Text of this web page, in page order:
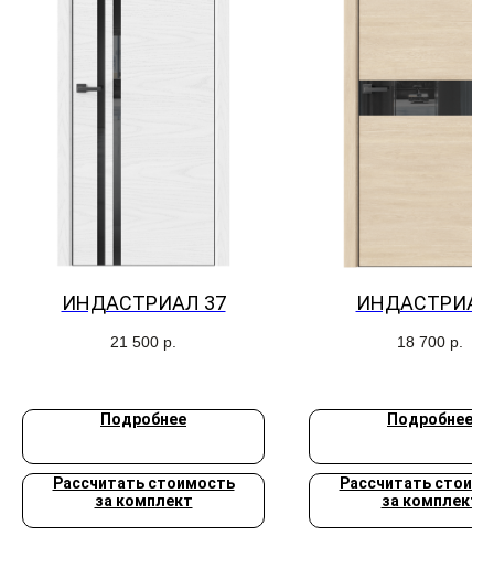
ИНДАСТРИАЛ 37
21 500 р.
Подробнее
Рассчитать стоимость
за комплект
18 700 р.
Подробнее
Рассчитать
за комплект